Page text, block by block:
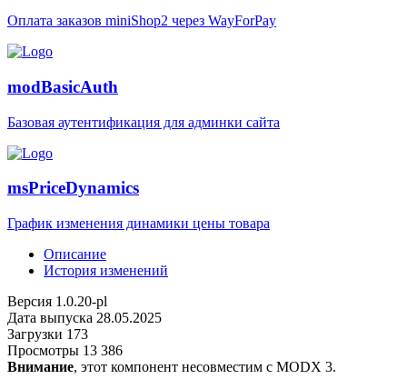
Оплата заказов miniShop2 через WayForPay
modBasicAuth
Базовая аутентификация для админки сайта
msPriceDynamics
График изменения динамики цены товара
Описание
История изменений
Версия 1.0.20-pl
Дата выпуска 28.05.2025
Загрузки 173
Просмотры 13 386
Внимание, этот компонент несовместим с MODX 3.